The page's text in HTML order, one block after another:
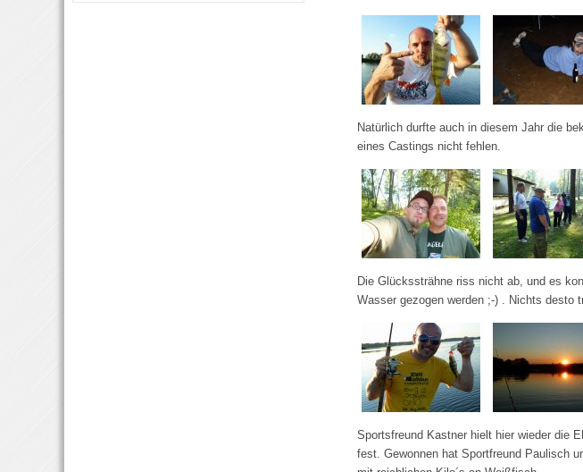
Natürlich durfte auch in diesem Jahr die
eines Castings nicht fehlen.
Die Glückssträhne riss nicht ab, und es
Wasser gezogen werden ;-) . Nichts desto
Sportsfreund Kastner hielt hier wieder die
fest. Gewonnen hat Sportfreund Paulisch